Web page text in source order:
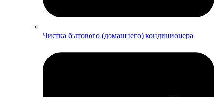
Чистка бытового (домашнего) кондиционера